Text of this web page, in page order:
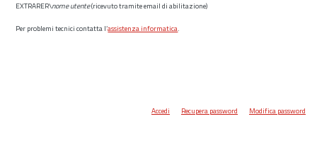
EXTRARER\nome utente(ricevuto tramite email di abilitazione)
Per problemi tecnici contatta l’assistenza informatica.
Accedi Recupera password Modifica password